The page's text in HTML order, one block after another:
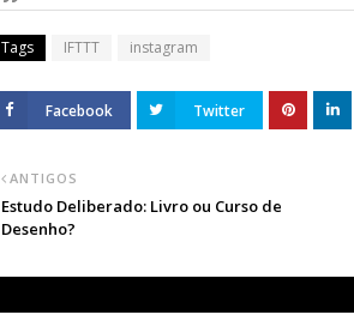
Tags IFTTT instagram
Facebook Twitter
ANTIGOS
Estudo Deliberado: Livro ou Curso de
Desenho?